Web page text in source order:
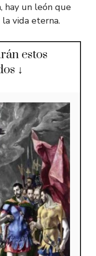
hay un león que
vida eterna.
estos
↓